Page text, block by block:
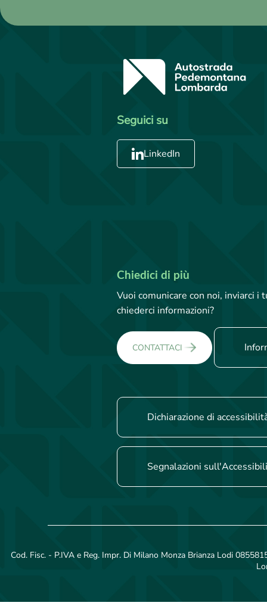
Seguici su
LinkedIn
Chiedici di più
Vuoi comunicare con noi, inviarci
chiederci informazioni?
CONTATTACI
Dichiarazione di
Segnalazioni
Cod. Fisc. - P.IVA e Reg. Impr. Di Milano Monza Brianza Lodi